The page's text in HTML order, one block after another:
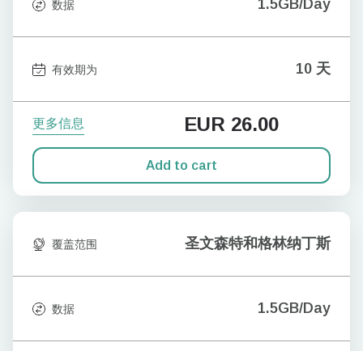
数据 1.5GB/Day
有效期为 10 天
更多信息 EUR 26.00
Add to cart
覆盖范围 圣文森特和格林纳丁斯
数据 1.5GB/Day